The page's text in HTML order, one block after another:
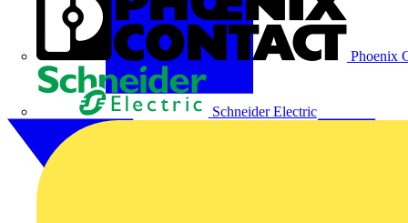
Phoenix
Schneider Electric